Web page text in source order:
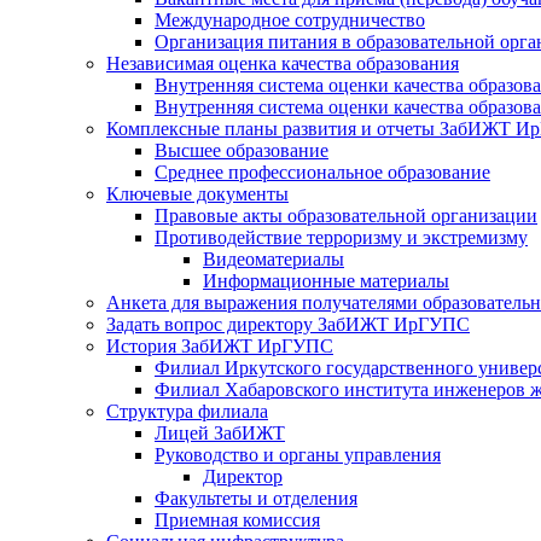
Международное сотрудничество
Организация питания в образовательной
Независимая оценка качества образования
Внутренняя система оценки качества
Внутренняя система оценки качества
Комплексные планы развития и отчеты ЗабИЖТ
Высшее образование
Среднее профессиональное образование
Ключевые документы
Правовые акты образовательной организации
Противодействие терроризму и экстремизму
Видеоматериалы
Информационные материалы
Анкета для выражения получателями
Задать вопрос директору ЗабИЖТ ИрГУПС
История ЗабИЖТ ИрГУПС
Филиал Иркутского государственного
Филиал Хабаровского института инженеров
Структура филиала
Лицей ЗабИЖТ
Руководство и органы управления
Директор
Факультеты и отделения
Приемная комиссия